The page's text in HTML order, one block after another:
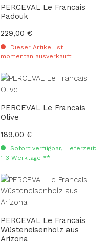
PERCEVAL Le Francais
Padouk
Regulärer Preis:
229,00 €
Dieser Artikel ist
momentan ausverkauft
PERCEVAL Le Francais
Olive
Regulärer Preis:
189,00 €
Sofort verfügbar, Lieferzeit:
1-3 Werktage **
PERCEVAL Le Francais
Wüsteneisenholz aus
Arizona